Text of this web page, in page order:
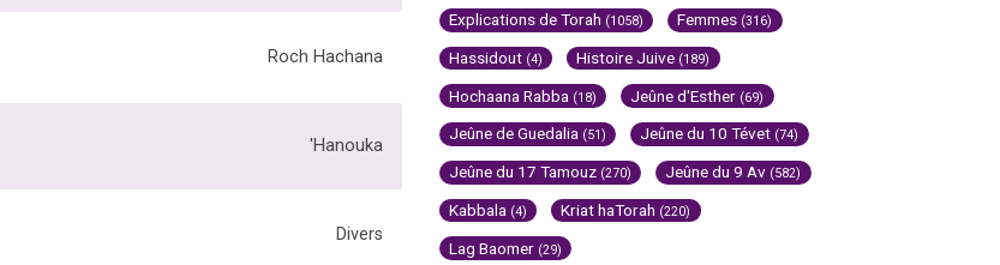
Roch Hachana
'Hanouka
Divers
Explications de Torah (1058) Femmes (316)
Hassidout (4) Histoire Juive (189)
Hochaana Rabba (18) Jeûne d'Esther (69)
Jeûne de Guedalia (51) Jeûne du 10 Tévet (74)
Jeûne du 17 Tamouz (270) Jeûne du 9 Av (582)
Kabbala (4) Kriat haTorah (220)
Lag Baomer (29)